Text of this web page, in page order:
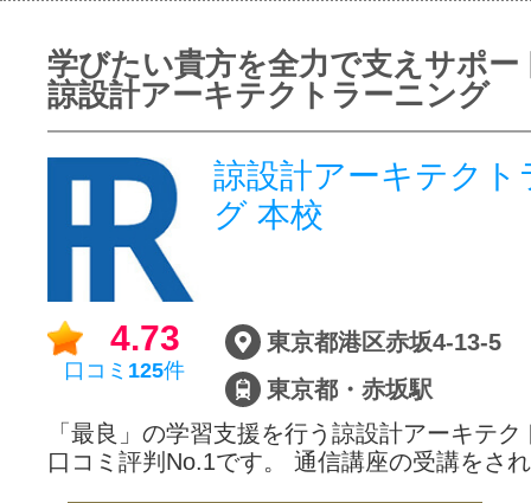
学びたい貴方を全力で支えサポー
諒設計アーキテクトラーニング
諒設計アーキテクト
グ 本校
4.73
口コミ 125件
東京都港区赤坂4-13-5
東京都・赤坂駅
「最良」の学習支援を行う諒設計アーキテ
口コミ評判No.1です。 通信講座の受講をさ